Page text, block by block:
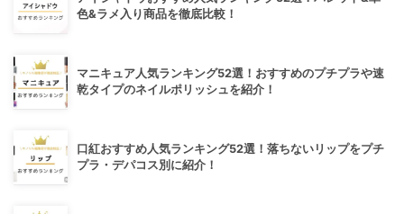
色&ラメ入り商品を徹底比較！
マニキュア人気ランキング52選！おすすめのプチプラや速
乾タイプのネイルポリッシュを紹介！
口紅おすすめ人気ランキング52選！落ちないリップをプチ
プラ・デパコス別に紹介！